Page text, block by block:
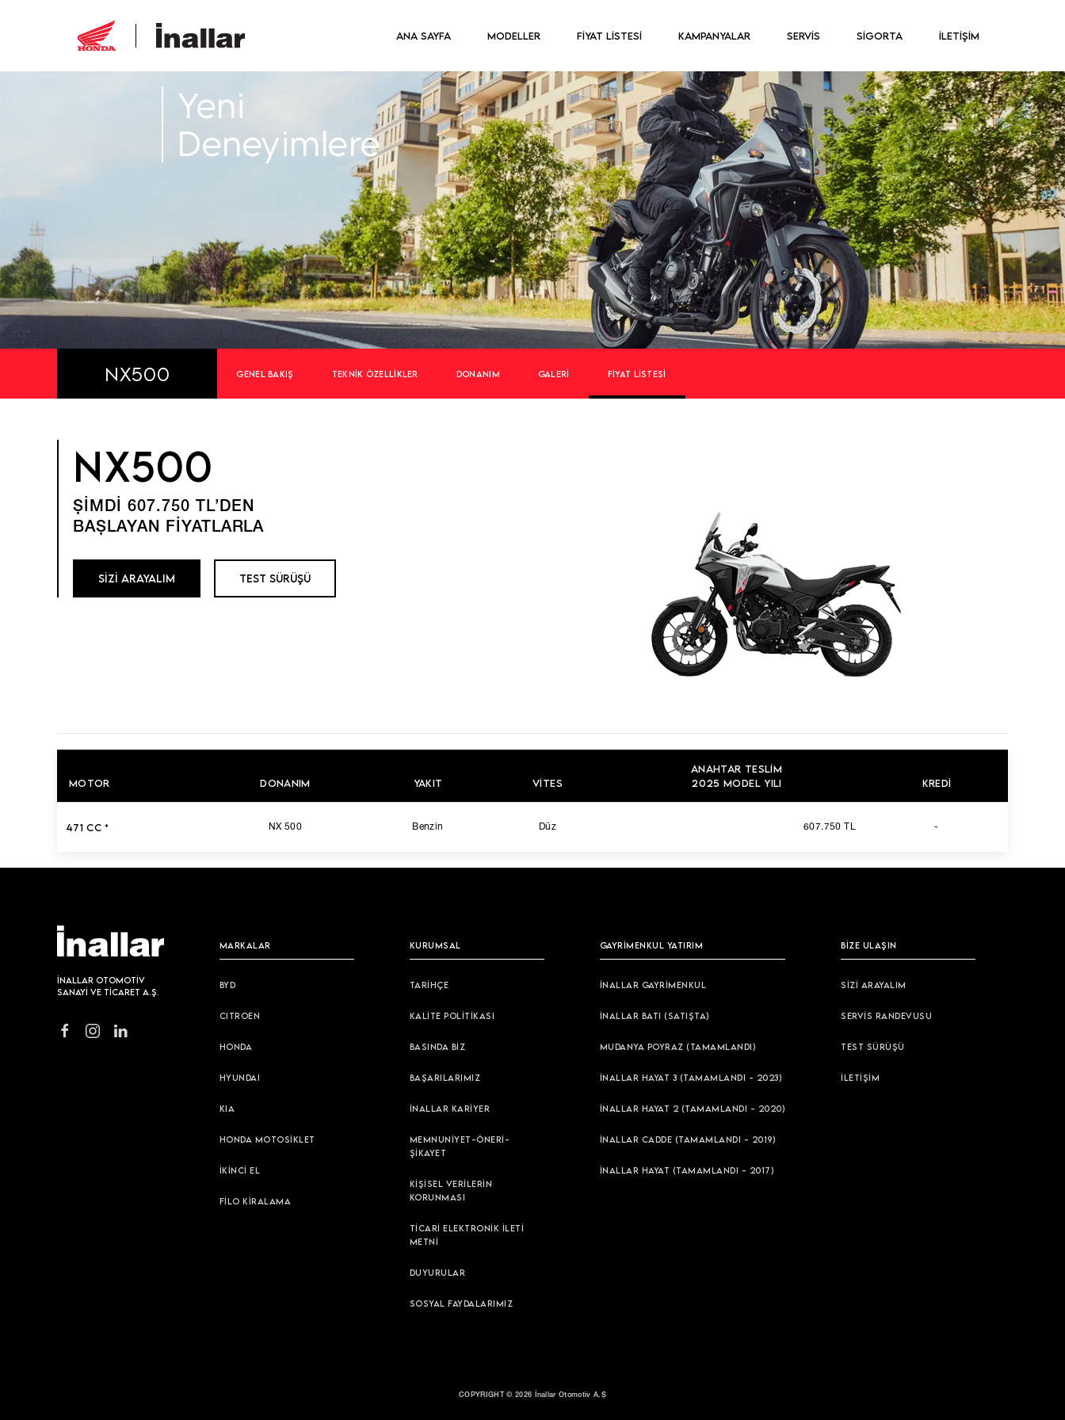
ANA SAYFA MODELLER FİYAT LİSTESİ KAMPANYALAR SERVİS SİGORTA İLETİŞİM
Yeni
Deneyimlere
NX500 GENEL BAKIŞ TEKNIK ÖZELLIKLER DONANIM GALERI FIYAT LISTESI
NX500
ŞİMDİ 607.750 TL’DEN
BAŞLAYAN FİYATLARLA
SİZİ ARAYALIM TEST SÜRÜŞÜ
MOTOR DONANIM YAKIT VITES
ANAHTAR TESLIM
2025 MODEL YILI
KREDI
471 CC * NX 500 Benzin Düz 607.750 TL -
İNALLAR OTOMOTİV
SANAYİ VE TİCARET A.Ş.
MARKALAR
BYD
CITROEN
HONDA
HYUNDAI
KIA
HONDA MOTOSİKLET
İKİNCİ EL
FİLO KİRALAMA
KURUMSAL
TARİHÇE
KALİTE POLİTİKASI
BASINDA BİZ
BAŞARILARIMIZ
İNALLAR KARİYER
MEMNUNİYET-ÖNERİ-
ŞİKAYET
KİŞİSEL VERİLERİN
KORUNMASI
TİCARİ ELEKTRONİK İLETİ
METNİ
DUYURULAR
SOSYAL FAYDALARIMIZ
GAYRİMENKUL YATIRIM
İNALLAR GAYRİMENKUL
İNALLAR BATI (SATIŞTA)
MUDANYA POYRAZ (TAMAMLANDI)
İNALLAR HAYAT 3 (TAMAMLANDI - 2023)
İNALLAR HAYAT 2 (TAMAMLANDI - 2020)
İNALLAR CADDE (TAMAMLANDI - 2019)
İNALLAR HAYAT (TAMAMLANDI - 2017)
BİZE ULAŞIN
SİZİ ARAYALIM
SERVİS RANDEVUSU
TEST SÜRÜŞÜ
İLETİŞİM
COPYRIGHT © 2026 İnallar Otomotiv A.Ş